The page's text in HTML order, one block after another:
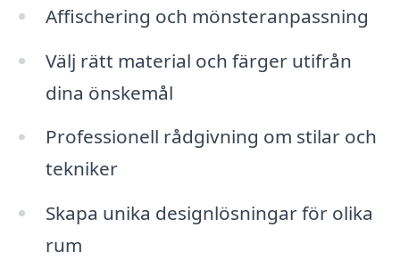
Affischering och mönsteranpassning
Välj rätt material och färger utifrån
dina önskemål
Professionell rådgivning om stilar och
tekniker
Skapa unika designlösningar för olika
rum